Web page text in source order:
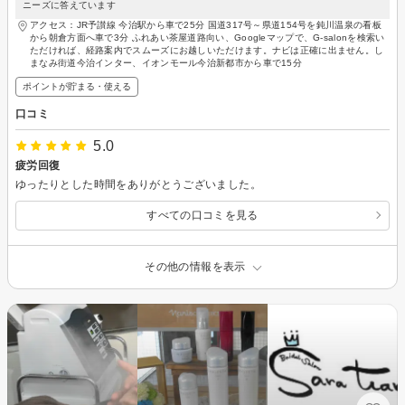
ニーズに答えています
アクセス：JR予讃線 今治駅から車で25分 国道317号～県道154号を鈍川温泉の看板
から朝倉方面へ車で3分 ふれあい茶屋道路向い、Googleマップで、G-salonを検索い
ただければ、経路案内でスムーズにお越しいただけます。ナビは正確に出ません。し
まなみ街道今治インター、イオンモール今治新都市から車で15分
ポイントが貯まる・使える
口コミ
5.0
疲労回復
ゆったりとした時間をありがとうございました。
すべての口コミを見る
その他の情報を表示